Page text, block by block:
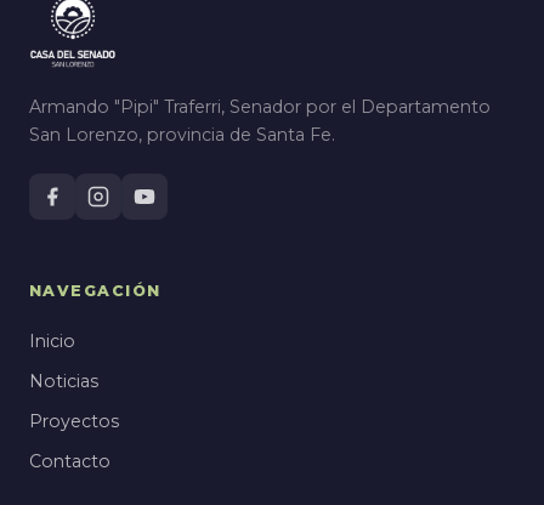
Armando "Pipi" Traferri, Senador por el Departamento
San Lorenzo, provincia de Santa Fe.
NAVEGACIÓN
Inicio
Noticias
Proyectos
Contacto